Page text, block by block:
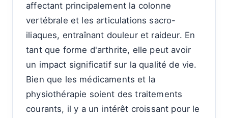
affectant principalement la colonne
vertébrale et les articulations sacro-
iliaques, entraînant douleur et raideur. En
tant que forme d'arthrite, elle peut avoir
un impact significatif sur la qualité de vie.
Bien que les médicaments et la
physiothérapie soient des traitements
courants, il y a un intérêt croissant pour le